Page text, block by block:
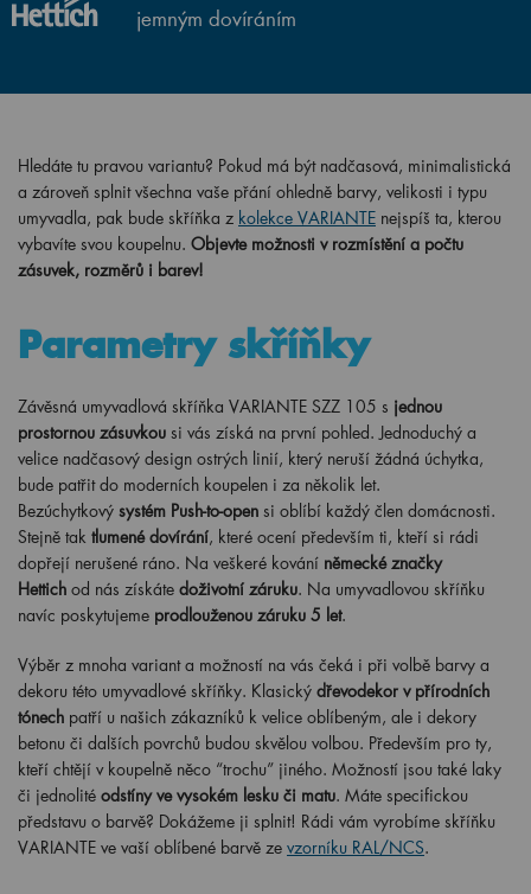
jemným dovíráním
Hledáte tu pravou variantu? Pokud má být nadčasová, minimalistická
a zároveň splnit všechna vaše přání ohledně barvy, velikosti i typu
umyvadla, pak bude skříňka z kolekce VARIANTE nejspíš ta, kterou
vybavíte svou koupelnu. Objevte možnosti v rozmístění a počtu
zásuvek, rozměrů i barev!
Parametry skříňky
Závěsná umyvadlová skříňka VARIANTE SZZ 105 s jednou
prostornou zásuvkou si vás získá na první pohled. Jednoduchý a
velice nadčasový design ostrých linií, který neruší žádná úchytka,
bude patřit do moderních koupelen i za několik let.
Bezúchytkový systém Push-to-open si oblíbí každý člen domácnosti.
Stejně tak tlumené dovírání, které ocení především ti, kteří si rádi
dopřejí nerušené ráno. Na veškeré kování německé značky
Hettich od nás získáte doživotní záruku. Na umyvadlovou skříňku
navíc poskytujeme prodlouženou záruku 5 let.
Výběr z mnoha variant a možností na vás čeká i při volbě barvy a
dekoru této umyvadlové skříňky. Klasický dřevodekor v přírodních
tónech patří u našich zákazníků k velice oblíbeným, ale i dekory
betonu či dalších povrchů budou skvělou volbou. Především pro ty,
kteří chtějí v koupelně něco “trochu” jiného. Možností jsou také laky
či jednolité odstíny ve vysokém lesku či matu. Máte specifickou
představu o barvě? Dokážeme ji splnit! Rádi vám vyrobíme skříňku
VARIANTE ve vaší oblíbené barvě ze vzorníku RAL/NCS.